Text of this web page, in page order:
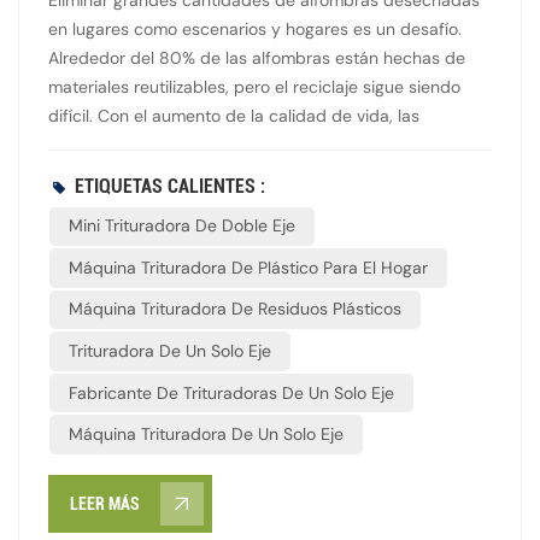
que buscan una capacidad de producción estable y
materiales reciclados de alta calidad, la trituradora de
un solo eje es una opción ideal que equilibra eficiencia y
fiabilidad.
en lugares como escenarios y hogares es un desafío.
Alrededor del 80% de las alfombras están hechas de
materiales reutilizables, pero el reciclaje sigue siendo
difícil. Con el aumento de la calidad de vida, las
y residuos de alfombras de los fabricantes y tritura
eficientemente alfombras de lana pura, mezclas, fibras
ACLMEC es eficiente, ahorra energía y es ecológica.
Nuestra fábrica la desarrolló tras años de investigación
diseño innovador, tamaño compacto y estructura
compacta. Está diseñada para fibras textiles con alta
con entornos de trabajo exigentes. La trituradora de
ETIQUETAS CALIENTES :
Mini Trituradora De Doble Eje
Máquina Trituradora De Plástico Para El Hogar
Máquina Trituradora De Residuos Plásticos
Trituradora De Un Solo Eje
Fabricante De Trituradoras De Un Solo Eje
Máquina Trituradora De Un Solo Eje
LEER MÁS